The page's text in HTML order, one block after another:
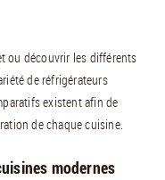
ou découvrir les différents
de réfrigérateurs
existent afin de
de chaque cuisine.
modernes